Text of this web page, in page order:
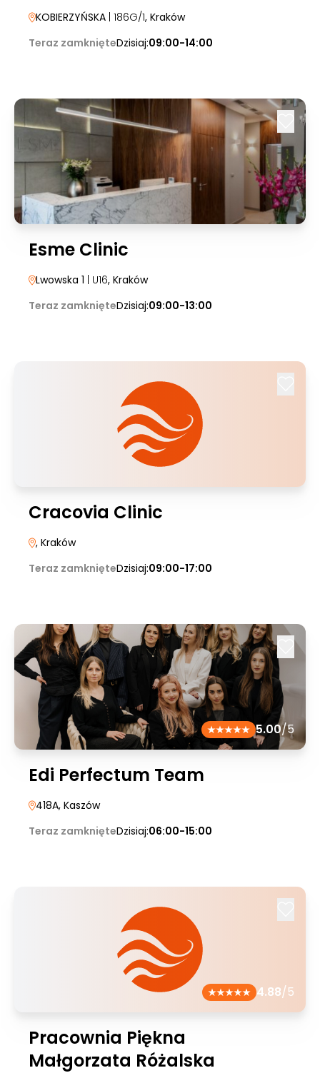
KOBIERZYŃSKA | 186G/1, Kraków
Teraz zamknięteDzisiaj:09:00-14:00
Esme Clinic
Lwowska 1 | U16, Kraków
Teraz zamknięteDzisiaj:09:00-13:00
Cracovia Clinic
, Kraków
Teraz zamknięteDzisiaj:09:00-17:00
5.00/5
Edi Perfectum Team
418A, Kaszów
Teraz zamknięteDzisiaj:06:00-15:00
4.88/5
Pracownia Piękna
Małgorzata Różalska